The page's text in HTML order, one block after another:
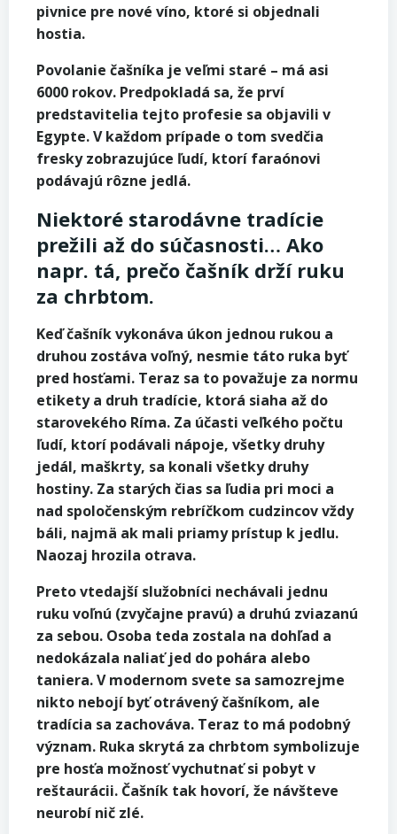
pivnice pre nové víno, ktoré si objednali
hostia.
Povolanie čašníka je veľmi staré – má asi
6000 rokov. Predpokladá sa, že prví
predstavitelia tejto profesie sa objavili v
Egypte. V každom prípade o tom svedčia
fresky zobrazujúce ľudí, ktorí faraónovi
podávajú rôzne jedlá.
Niektoré starodávne tradície
prežili až do súčasnosti… Ako
napr. tá, prečo čašník drží ruku
za chrbtom.
Keď čašník vykonáva úkon jednou rukou a
druhou zostáva voľný, nesmie táto ruka byť
pred hosťami. Teraz sa to považuje za normu
etikety a druh tradície, ktorá siaha až do
starovekého Ríma. Za účasti veľkého počtu
ľudí, ktorí podávali nápoje, všetky druhy
jedál, maškrty, sa konali všetky druhy
hostiny. Za starých čias sa ľudia pri moci a
nad spoločenským rebríčkom cudzincov vždy
báli, najmä ak mali priamy prístup k jedlu.
Naozaj hrozila otrava.
Preto vtedajší služobníci nechávali jednu
ruku voľnú (zvyčajne pravú) a druhú zviazanú
za sebou. Osoba teda zostala na dohľad a
nedokázala naliať jed do pohára alebo
taniera. V modernom svete sa samozrejme
nikto nebojí byť otrávený čašníkom, ale
tradícia sa zachováva. Teraz to má podobný
význam. Ruka skrytá za chrbtom symbolizuje
pre hosťa možnosť vychutnať si pobyt v
reštaurácii. Čašník tak hovorí, že návšteve
neurobí nič zlé.